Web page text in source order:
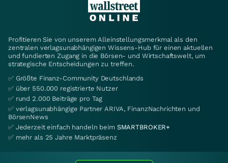
Profitieren Sie von unserem Alleinstellungsmerkmal als den
zentralen verlagsunabhängigen Wissens-Hub für einen aktuellen
und fundierten Zugang in die Börsen- und Wirtschaftswelt, um
strategische Entscheidungen zu treffen.
✅ Größte Finanz-Community Deutschlands
✅ über 550.000 registrierte Nutzer
✅ rund 2.000 Beiträge pro Tag
✅ verlagsunabhängige Partner ARIVA, FinanzNachrichten und
BörsenNews
✅ Jederzeit einfach handeln beim SMARTBROKER+
✅ mehr als 25 Jahre Marktpräsenz